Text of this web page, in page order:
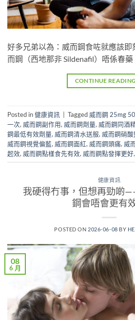
好多兄弟以為：威而鋼食咗就應該即
而鋼（西地那非 Sildenafil）唔係春
CONTINUE READING
Posted in健康資訊 Tagged 威而鋼 25mg
一次, 威而鋼副作用, 威而鋼劑量, 威而鋼同酒
鋼最低有效劑量, 威而鋼清水送服, 威而鋼硝酸
威而鋼視覺偏藍, 威而鋼面紅, 威而鋼頭痛, 威
起效, 威而鋼點樣食先有效, 威而鋼點發揮更好,
健康資訊
我硬得冇事，但想再勁啲
鋼會唔會更有
POSTED ON 2026-06-08 BY
08
6 月